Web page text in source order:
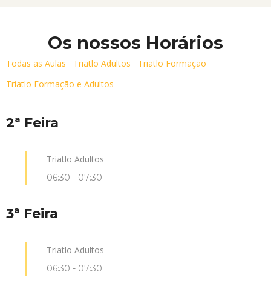
Os nossos Horários
Todas as Aulas Triatlo Adultos
Triatlo Formação
Triatlo Formação e Adultos
2ª Feira
Triatlo Adultos
06:30 - 07:30
3ª Feira
Triatlo Adultos
06:30 - 07:30